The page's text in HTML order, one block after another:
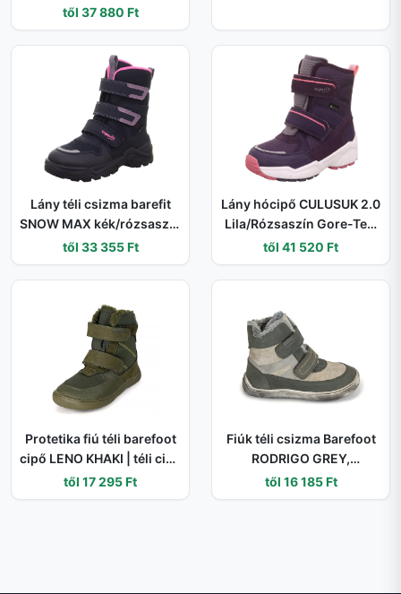
Superfit , 1-009173-8500
- 33
től 37 880 Ft
Lány téli csizma barefit
SNOW MAX kék/rózsaszín
Gore-Tex, Superfit , 1-
002023-8020 - 32
től 33 355 Ft
Lány hócipő CULUSUK 2.0
Lila/Rózsaszín Gore-Tex,
Superfit , 1-009173-8500
- 38
től 41 520 Ft
Protetika fiú téli barefoot
cipő LENO KHAKI | téli cipő
tépőzárral és PRO-tex
membránnal | zöld
től 17 295 Ft
Fiúk téli csizma Barefoot
RODRIGO GREY,
Protestánsok, szürke - 22
től 16 185 Ft